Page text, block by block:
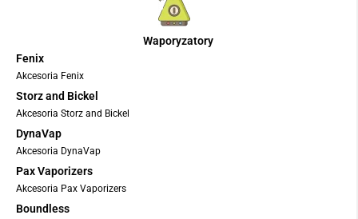
Waporyzatory
Fenix
Akcesoria Fenix
Storz and Bickel
Akcesoria Storz and Bickel
DynaVap
Akcesoria DynaVap
Pax Vaporizers
Akcesoria Pax Vaporizers
Boundless